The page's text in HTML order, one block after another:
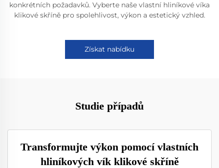
konkrétních požadavků. Vyberte naše vlastní hliníkové víka
klikové skříně pro spolehlivost, výkon a estetický vzhled.
Získat nabídku
Studie případů
Transformujte výkon pomocí vlastních
hliníkových vík klikové skříně